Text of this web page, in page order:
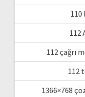
112
112 çağrı
112
1366×768